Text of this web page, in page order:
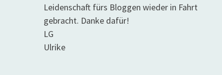
Leidenschaft fürs Bloggen wieder in Fahrt
gebracht. Danke dafür!
LG
Ulrike